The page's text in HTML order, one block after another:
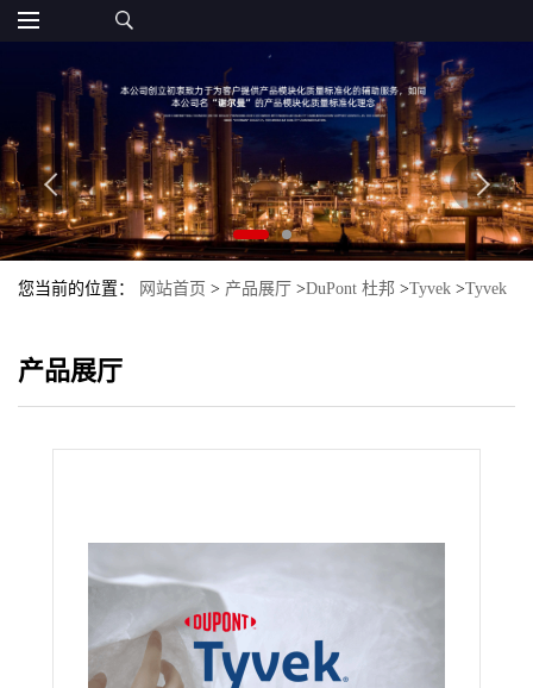
您当前的位置： 网站首页 > 产品展厅 >DuPont 杜邦 >Tyvek >Tyvek
产品展厅